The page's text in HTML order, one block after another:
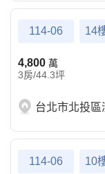
114-06 14
4,800 萬
3房/44.3坪
台北市北投
114-06 10